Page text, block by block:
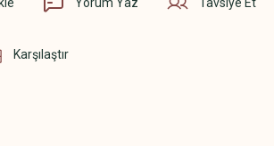
Karşılaştır